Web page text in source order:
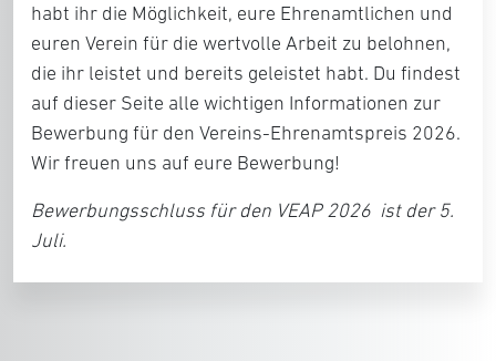
habt ihr die Möglichkeit, eure Ehrenamtlichen und
euren Verein für die wertvolle Arbeit zu belohnen,
die ihr leistet und bereits geleistet habt. Du findest
auf dieser Seite alle wichtigen Informationen zur
Bewerbung für den Vereins-Ehrenamtspreis 2026.
Wir freuen uns auf eure Bewerbung!
Bewerbungsschluss für den VEAP 2026 ist der 5.
Juli.